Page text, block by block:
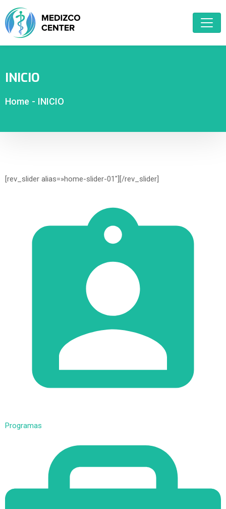
INICIO
Home - INICIO
[rev_slider alias=»home-slider-01″][/rev_slider]
Programas